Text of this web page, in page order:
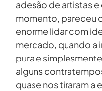
adesão de artistas
momento, pareceu
enorme lidar com
mercado, quando a
pura e
alguns
quase nos tiraram a